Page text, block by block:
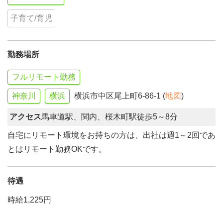
子育て/育児
勤務場所
フルリモート勤務
神奈川 横浜 横浜市中区尾上町6-86-1 (地図)
アクセス馬車道駅、関内、桜木町駅徒歩5～8分
自宅にリモート環境をお持ちの方は、出社は週1～2回であ
とはリモート勤務OKです。
待遇
時給1,225円